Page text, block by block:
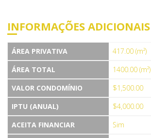
INFORMAÇÕES ADICIONAIS
ÁREA PRIVATIVA
417.00 (m²)
ÁREA TOTAL
1400.00 (m²)
VALOR CONDOMÍNIO
$1,500.00
IPTU (ANUAL)
$4,000.00
ACEITA FINANCIAR
Sim